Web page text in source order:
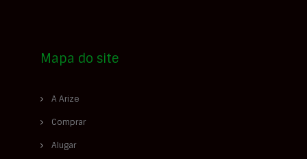
Mapa do site
A Arize
Comprar
Alugar